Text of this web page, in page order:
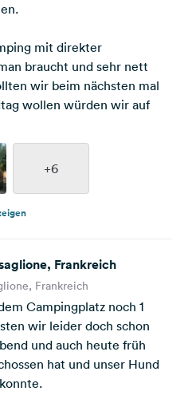
mit direkter
braucht und sehr nett
wir beim nächsten mal
wollen würden wir auf
+6
Frankreich
Frankreich
Campingplatz noch 1
wir leider doch schon
und auch heute früh
hat und unser Hund